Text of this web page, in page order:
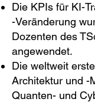
Die KPIs für KI-
-Veränderung
Dozenten des
angewendet.
Die weltweit
Architektur und -
Quanten- und